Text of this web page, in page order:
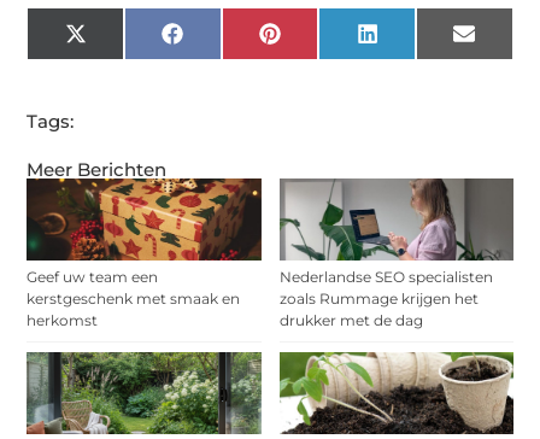
Meer Berichten
Geef uw team een
kerstgeschenk met smaak en
herkomst
Nederlandse SEO specialisten
zoals Rummage krijgen het
drukker met de dag
X
(Twitter)
Facebook Pinterest LinkedIn Email
Tags: